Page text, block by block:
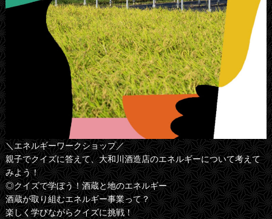
＼エネルギーワークショップ／
親子でクイズに答えて、大和川酒造店のエネルギーについて考えて
みよう！
◎クイズで学ぼう！酒蔵と地のエネルギー
酒蔵が取り組むエネルギー事業って？
楽しく学びながらクイズに挑戦！